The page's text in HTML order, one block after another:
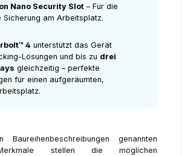
Nano Security Slot– Für die
Sicherung am Arbeitsplatz.
4 unterstützt das Gerät
Lösungen und bis zu drei
gleichzeitig – perfekte
für einen aufgeräumten,
genannten
stellen die möglichen